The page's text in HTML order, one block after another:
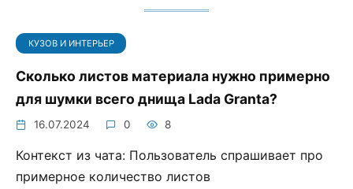
КУЗОВ И ИНТЕРЬЕР
Сколько листов материала нужно примерно
для шумки всего днища Lada Granta?
16.07.2024 0 8
Контекст из чата: Пользователь спрашивает про
примерное количество листов